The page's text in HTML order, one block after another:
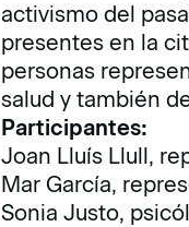
activismo del
presentes en la
personas
salud y también
Participantes:
Joan Lluís Llull,
Mar García,
Sonia Justo,